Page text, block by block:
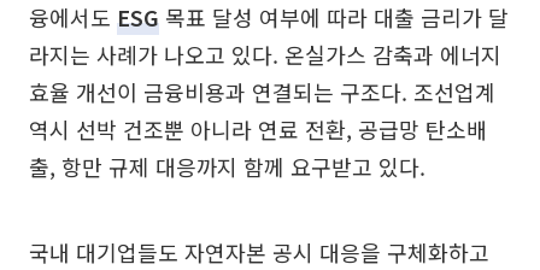
융에서도 ESG 목표 달성 여부에 따라 대출 금리가 달
라지는 사례가 나오고 있다. 온실가스 감축과 에너지
효율 개선이 금융비용과 연결되는 구조다. 조선업계
역시 선박 건조뿐 아니라 연료 전환, 공급망 탄소배
출, 항만 규제 대응까지 함께 요구받고 있다.
국내 대기업들도 자연자본 공시 대응을 구체화하고